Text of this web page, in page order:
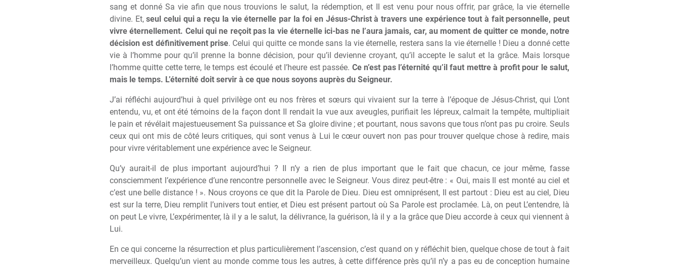
sang et donné Sa vie afin que nous trouvions le salut, la rédemption, et Il est venu pour nous offrir, par grâce, la vie éternelle
divine. Et,seul celui qui a reçu la vie éternelle par la foi en Jésus-Christ à travers une expérience tout à fait personnelle, peut
vivre éternellement. Celui qui ne reçoit pas la vie éternelle ici-bas ne l’aura jamais, car, au moment de quitter ce monde, notre
décision est définitivement prise. Celui qui quitte ce monde sans la vie éternelle, restera sans la vie éternelle ! Dieu a donné cette
vie à l’homme pour qu’il prenne la bonne décision, pour qu’il devienne croyant, qu’il accepte le salut et la grâce. Mais lorsque
l’homme quitte cette terre, le temps est écoulé et l’heure est passée. Ce n’est pas l’éternité qu’il faut mettre à profit pour le salut,
mais le temps. L’éternité doit servir à ce que nous soyons auprès du Seigneur.
J’ai réfléchi aujourd’hui à quel privilège ont eu nos frères et sœurs qui vivaient sur la terre à l’époque de Jésus-Christ, qui L’ont
entendu, vu, et ont été témoins de la façon dont Il rendait la vue aux aveugles, purifiait les lépreux, calmait la tempête, multipliait
le pain et révélait majestueusement Sa puissance et Sa gloire divine ; et pourtant, nous savons que tous n’ont pas pu croire. Seuls
ceux qui ont mis de côté leurs critiques, qui sont venus à Lui le cœur ouvert non pas pour trouver quelque chose à redire, mais
pour vivre véritablement une expérience avec le Seigneur.
Qu’y aurait-il de plus important aujourd’hui ? Il n’y a rien de plus important que le fait que chacun, ce jour même, fasse
consciemment l’expérience d’une rencontre personnelle avec le Seigneur. Vous direz peut-être : « Oui, mais Il est monté au ciel et
c’est une belle distance ! ». Nous croyons ce que dit la Parole de Dieu. Dieu est omniprésent, Il est partout : Dieu est au ciel, Dieu
est sur la terre, Dieu remplit l’univers tout entier, et Dieu est présent partout où Sa Parole est proclamée. Là, on peut L’entendre, là
on peut Le vivre, L’expérimenter, là il y a le salut, la délivrance, la guérison, là il y a la grâce que Dieu accorde à ceux qui viennent à
Lui.
En ce qui concerne la résurrection et plus particulièrement l’ascension, c’est quand on y réfléchit bien, quelque chose de tout à fait
merveilleux. Quelqu’un vient au monde comme tous les autres, à cette différence près qu’il n’y a pas eu de conception humaine